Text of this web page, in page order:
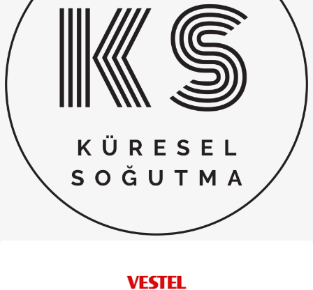
Elektrikli Aksamlar
Elektrikli Süpürge
Fan
Fırın, Ocak ve Aspiratör
Klima
Kombi
Musluk